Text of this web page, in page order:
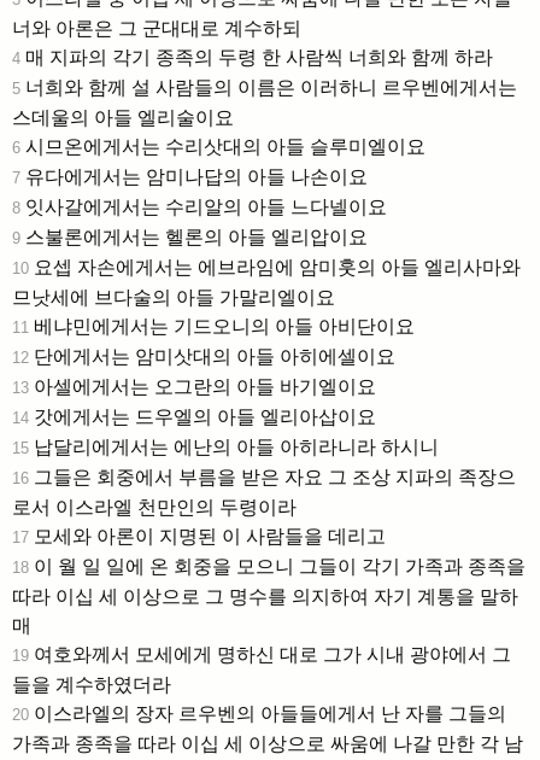
너와 아론은 그 군대대로 계수하되
4 매 지파의 각기 종족의 두령 한 사람씩 너희와 함께 하라
5 너희와 함께 설 사람들의 이름은 이러하니 르우벤에게서는
스데울의 아들 엘리술이요
6 시므온에게서는 수리삿대의 아들 슬루미엘이요
7 유다에게서는 암미나답의 아들 나손이요
8 잇사갈에게서는 수리알의 아들 느다넬이요
9 스불론에게서는 헬론의 아들 엘리압이요
10 요셉 자손에게서는 에브라임에 암미훗의 아들 엘리사마와
므낫세에 브다술의 아들 가말리엘이요
11 베냐민에게서는 기드오니의 아들 아비단이요
12 단에게서는 암미삿대의 아들 아히에셀이요
13 아셀에게서는 오그란의 아들 바기엘이요
14 갓에게서는 드우엘의 아들 엘리아삽이요
15 납달리에게서는 에난의 아들 아히라니라 하시니
16 그들은 회중에서 부름을 받은 자요 그 조상 지파의 족장으
로서 이스라엘 천만인의 두령이라
17 모세와 아론이 지명된 이 사람들을 데리고
18 이 월 일 일에 온 회중을 모으니 그들이 각기 가족과 종족을
따라 이십 세 이상으로 그 명수를 의지하여 자기 계통을 말하
매
19 여호와께서 모세에게 명하신 대로 그가 시내 광야에서 그
들을 계수하였더라
20 이스라엘의 장자 르우벤의 아들들에게서 난 자를 그들의
가족과 종족을 따라 이십 세 이상으로 싸움에 나갈 만한 각 남